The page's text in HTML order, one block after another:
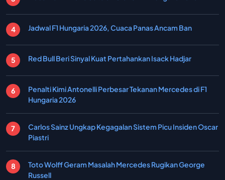
Jadwal F1 Hungaria 2026, Cuaca Panas Ancam Ban
Red Bull Beri Sinyal Kuat Pertahankan Isack Hadjar
Penalti Kimi Antonelli Perbesar Tekanan Mercedes di F1
Hungaria 2026
Carlos Sainz Ungkap Kegagalan Sistem Picu Insiden Oscar
Piastri
Toto Wolff Geram Masalah Mercedes Rugikan George
Russell